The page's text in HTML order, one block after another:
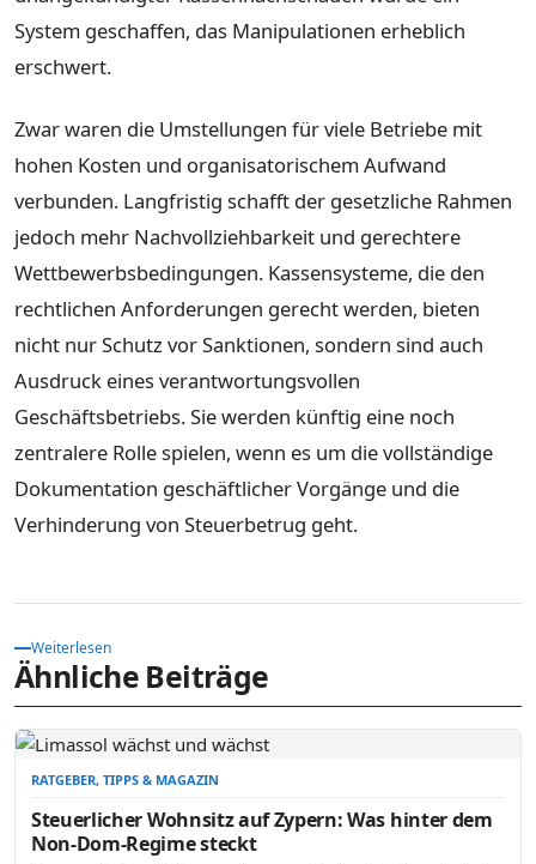
System geschaffen, das Manipulationen erheblich
erschwert.
Zwar waren die Umstellungen für viele Betriebe mit
hohen Kosten und organisatorischem Aufwand
verbunden. Langfristig schafft der gesetzliche Rahmen
jedoch mehr Nachvollziehbarkeit und gerechtere
Wettbewerbsbedingungen. Kassensysteme, die den
rechtlichen Anforderungen gerecht werden, bieten
nicht nur Schutz vor Sanktionen, sondern sind auch
Ausdruck eines verantwortungsvollen
Geschäftsbetriebs. Sie werden künftig eine noch
zentralere Rolle spielen, wenn es um die vollständige
Dokumentation geschäftlicher Vorgänge und die
Verhinderung von Steuerbetrug geht.
Weiterlesen
Ähnliche Beiträge
RATGEBER, TIPPS & MAGAZIN
Steuerlicher Wohnsitz auf Zypern: Was hinter dem
Non-Dom-Regime steckt